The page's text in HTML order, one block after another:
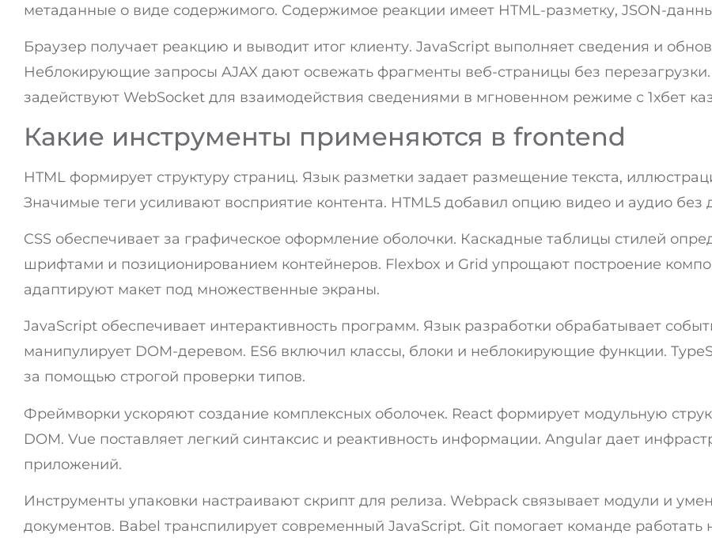
метаданные о виде содержимого. Содержимое реакции имеет HTML-разметку, JSON-
Браузер получает реакцию и выводит итог клиенту. JavaScript выполняет сведения и
Неблокирующие запросы AJAX дают освежать фрагменты веб-страницы без
задействуют WebSocket для взаимодействия сведениями в мгновенном режиме с 1хбет
Какие инструменты применяются в frontend
HTML формирует структуру страниц. Язык разметки задает размещение текста,
Значимые теги усиливают восприятие контента. HTML5 добавил опцию видео и аудио без
CSS обеспечивает за графическое оформление оболочки. Каскадные таблицы стилей
шрифтами и позиционированием контейнеров. Flexbox и Grid упрощают построение
адаптируют макет под множественные экраны.
JavaScript обеспечивает интерактивность программ. Язык разработки обрабатывает
манипулирует DOM-деревом. ES6 включил классы, блоки и неблокирующие функции.
за помощью строгой проверки типов.
Фреймворки ускоряют создание комплексных оболочек. React формирует модульную
DOM. Vue поставляет легкий синтаксис и реактивность информации. Angular дает
приложений.
Инструменты упаковки настраивают скрипт для релиза. Webpack связывает модули и
документов. Babel транспилирует современный JavaScript. Git помогает команде работать